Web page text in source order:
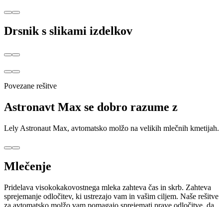
Drsnik s slikami izdelkov
Povezane rešitve
Astronavt Max se dobro razume z
Lely Astronaut Max, avtomatsko molžo na velikih mlečnih kmetijah.
Mlečenje
Pridelava visokokakovostnega mleka zahteva čas in skrb. Zahteva
sprejemanje odločitev, ki ustrezajo vam in vašim ciljem. Naše rešitve
za avtomatsko molžo vam pomagajo sprejemati prave odločitve, da